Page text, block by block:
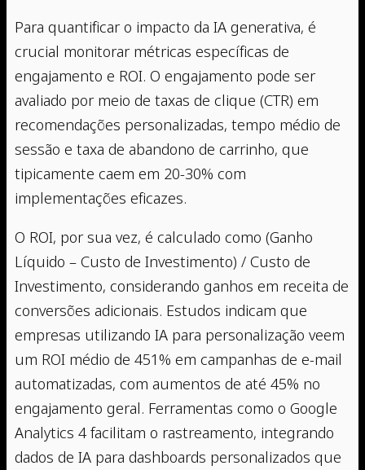
Para quantificar o impacto da IA generativa, é
crucial monitorar métricas específicas de
engajamento e ROI. O engajamento pode ser
avaliado por meio de taxas de clique (CTR) em
recomendações personalizadas, tempo médio de
sessão e taxa de abandono de carrinho, que
tipicamente caem em 20-30% com
implementações eficazes.
O ROI, por sua vez, é calculado como (Ganho
Líquido – Custo de Investimento) / Custo de
Investimento, considerando ganhos em receita de
conversões adicionais. Estudos indicam que
empresas utilizando IA para personalização veem
um ROI médio de 451% em campanhas de e-mail
automatizadas, com aumentos de até 45% no
engajamento geral. Ferramentas como o Google
Analytics 4 facilitam o rastreamento, integrando
dados de IA para dashboards personalizados que